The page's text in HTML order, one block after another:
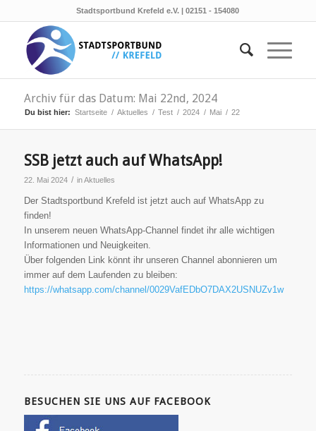
Stadtsportbund Krefeld e.V. | 02151 - 154080
Archiv für das Datum: Mai 22nd, 2024
Du bist hier: Startseite / Aktuelles / Test / 2024 / Mai / 22
SSB jetzt auch auf WhatsApp!
22. Mai 2024 / inAktuelles
Der Stadtsportbund Krefeld ist jetzt auch auf WhatsApp zu
finden!
In unserem neuen WhatsApp-Channel findet ihr alle wichtigen
Informationen und Neuigkeiten.
Über folgenden Link könnt ihr unseren Channel abonnieren um
immer auf dem Laufenden zu bleiben:
https://whatsapp.com/channel/0029VafEDbO7DAX2USNUZv1w
BESUCHEN SIE UNS AUF FACEBOOK